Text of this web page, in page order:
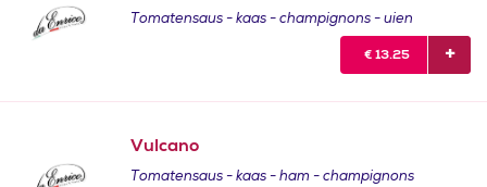
Tomatensaus - kaas - champignons - uien
€ 13.25
Vulcano
Tomatensaus - kaas - ham - champignons